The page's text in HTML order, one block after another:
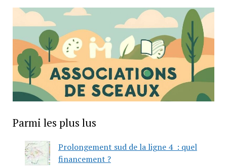
Parmi les plus lus
Prolongement sud de la ligne 4 : quel
financement ?